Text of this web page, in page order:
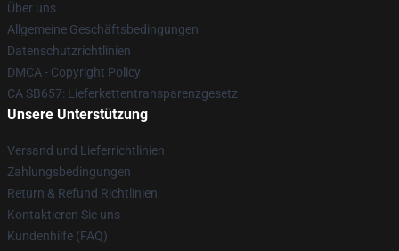
Über uns
Allgemeine Geschäftsbedingungen
Datenschutzrichtlinien
DMCA - Copyright Policy
CA SB657: Lieferkettentransparenzgesetz
Unsere Unterstützung
Versand und Lieferrichtlinien
Zahlungsbedingungen
Return & Refund Richtlinien
Kontaktieren Sie uns
Kundenhilfe (FAQ)